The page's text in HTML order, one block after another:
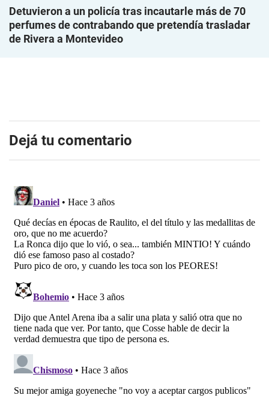
Detuvieron a un policía tras incautarle más de 70
perfumes de contrabando que pretendía trasladar
de Rivera a Montevideo
Dejá tu comentario